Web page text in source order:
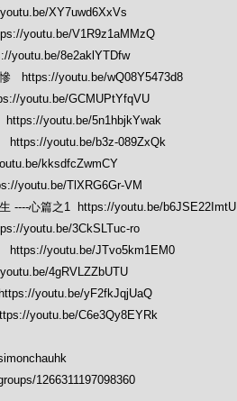
XY7uwd6XxVs
youtu.be/V1R9z1aMMzQ
youtu.be/8e2aklYTDfw
https://youtu.be/wQ08Y5473d8
youtu.be/GCMUPtYfqVU
youtu.be/5n1hbjkYwak
https://youtu.be/b3z-089ZxQk
kksdfcZwmCY
youtu.be/TlXRG6Gr-VM
----心篇之1 https://youtu.be/b6JSE22ImtU
youtu.be/3CkSLTuc-ro
https://youtu.be/JTvo5km1EM0
4gRVLZZbUTU
youtu.be/yF2fkJqjUaQ
youtu.be/C6e3Qy8EYRk
1266311197098360